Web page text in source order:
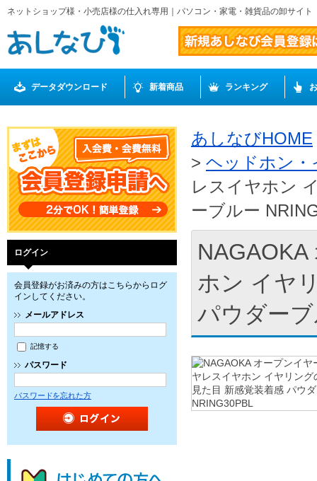
ネットショップ様・小売店様の仕入れ専用｜パソコン・家電・雑貨品の卸サイ
データダウンロード 新着商品 ランキング
ログイン
会員登録がお済みの方はこちらからログ
インしてください。
メールアドレス
記憶する
パスワード
パスワードを忘れた方
あしなびHOME
> ヘッドホン
レスイヤホン
ーブルー
ホン イヤ
パウダー